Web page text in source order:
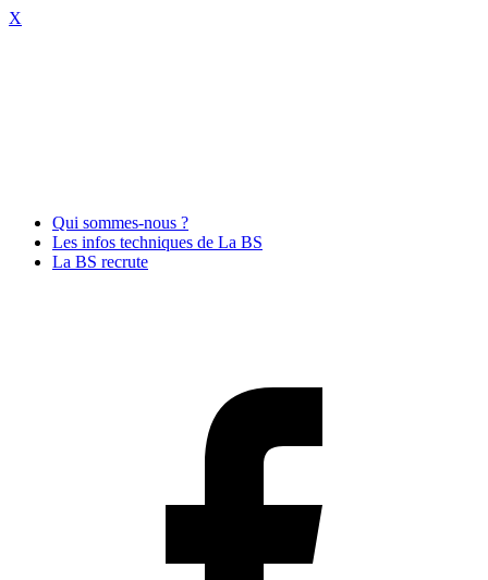
X
Qui sommes-nous ?
Les infos techniques de La BS
La BS recrute